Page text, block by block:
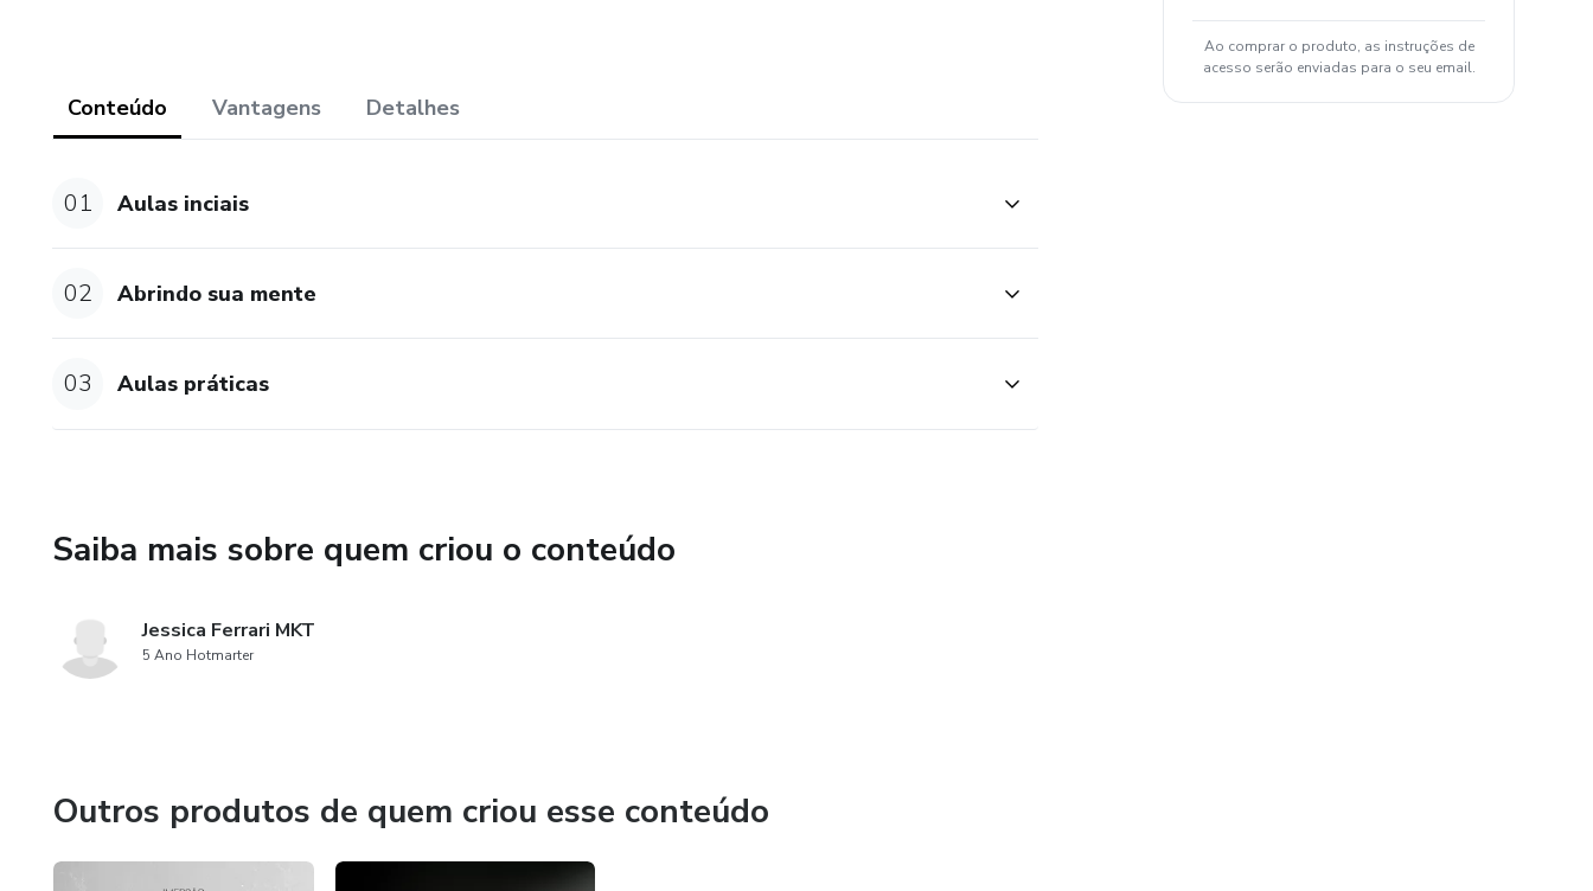
Conteúdo Vantagens Detalhes
01 Aulas inciais
02 Abrindo sua mente
03 Aulas práticas
Saiba mais sobre quem criou o conteúdo
Jessica Ferrari MKT
5 Ano Hotmarter
Outros produtos de quem criou esse conteúdo
Ao comprar o produto, as instruções de
acesso serão enviadas para o seu email.